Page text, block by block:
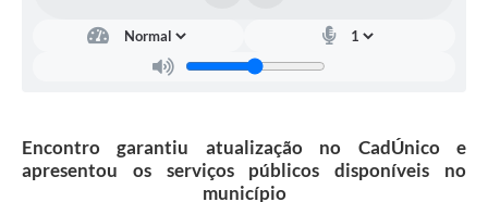
A Prefeitura
Serviço de Informação ao Cidadão (SIC)
Encontro garantiu atualização no CadÚnico e
apresentou os serviços públicos disponíveis no
município